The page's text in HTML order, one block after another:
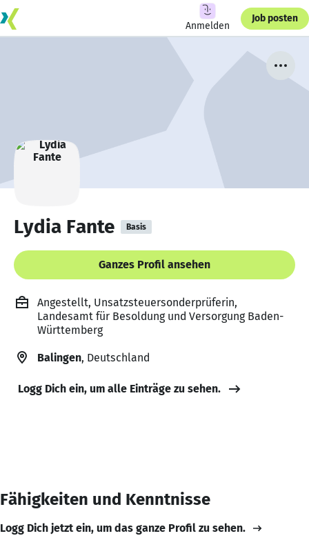
Anmelden
Job posten
Lydia Fante Basis
Ganzes Profil ansehen
Angestellt, Unsatzsteuersonderprüferin,
Landesamt für Besoldung und Versorgung Baden-
Württemberg
Balingen, Deutschland
Logg Dich ein, um alle Einträge zu sehen.
Fähigkeiten und Kenntnisse
Logg Dich jetzt ein, um das ganze Profil zu sehen.